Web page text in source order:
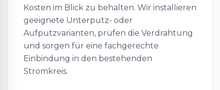
Kosten im Blick zu behalten. Wir installieren
geeignete Unterputz- oder
Aufputzvarianten, prüfen die Verdrahtung
und sorgen für eine fachgerechte
Einbindung in den bestehenden
Stromkreis.